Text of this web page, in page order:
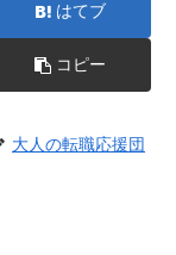
はてブ
コピー
大人の転職応援団